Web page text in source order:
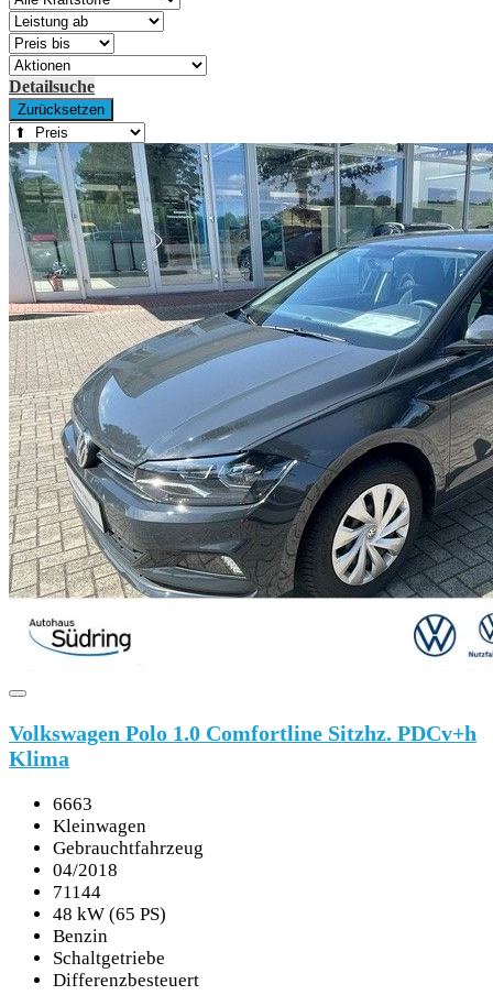
Detailsuche
Zurücksetzen
Volkswagen Polo 1.0 Comfortline Sitzhz. PDCv+h
Klima
6663
Kleinwagen
Gebrauchtfahrzeug
04/2018
71144
48 kW (65 PS)
Benzin
Schaltgetriebe
Differenzbesteuert